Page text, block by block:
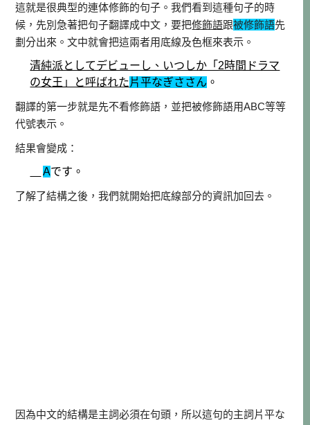
這就是很典型的連体修飾的句子。我們看到這種句子的時
候，先別急著把句子翻譯成中文，要把修飾語跟被修飾語先
劃分出來。文中就會把這兩者用底線及色框來表示。
清純派としてデビューし、いつしか「2時間ドラマ
の女王」と呼ばれた片平なぎささん 。
翻譯的第一步就是先不看修飾語，並把被修飾語用ABC等等
代號表示。
結果會變成：
Aです。
了解了結構之後，我們就開始把底線部分的資訊加回去。
因為中文的結構是主詞必須在句頭，所以這句的主詞片平な